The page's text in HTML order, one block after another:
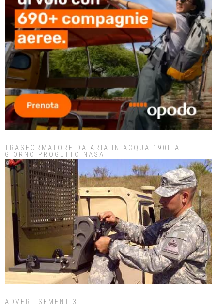
TRASFORMATORE DA ARIA IN ACQUA 190L AL
GIORNO PROGETTO NASA
ADVERTISEMENT 3